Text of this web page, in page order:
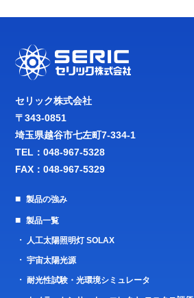
セリック株式会社
〒343-0851
埼玉県越谷市七左町7-334-1
TEL：048-967-5328
FAX：048-967-5329
製品の強み
製品一覧
人工太陽照明灯 SOLAX
宇宙太陽光源
耐光性試験・光環境シミュレータ